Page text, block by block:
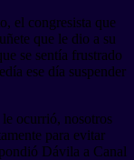
el congresista que
que le dio a su
se sentía frustrado
ese día suspender
ocurrió, nosotros
para evitar
Dávila a Canal